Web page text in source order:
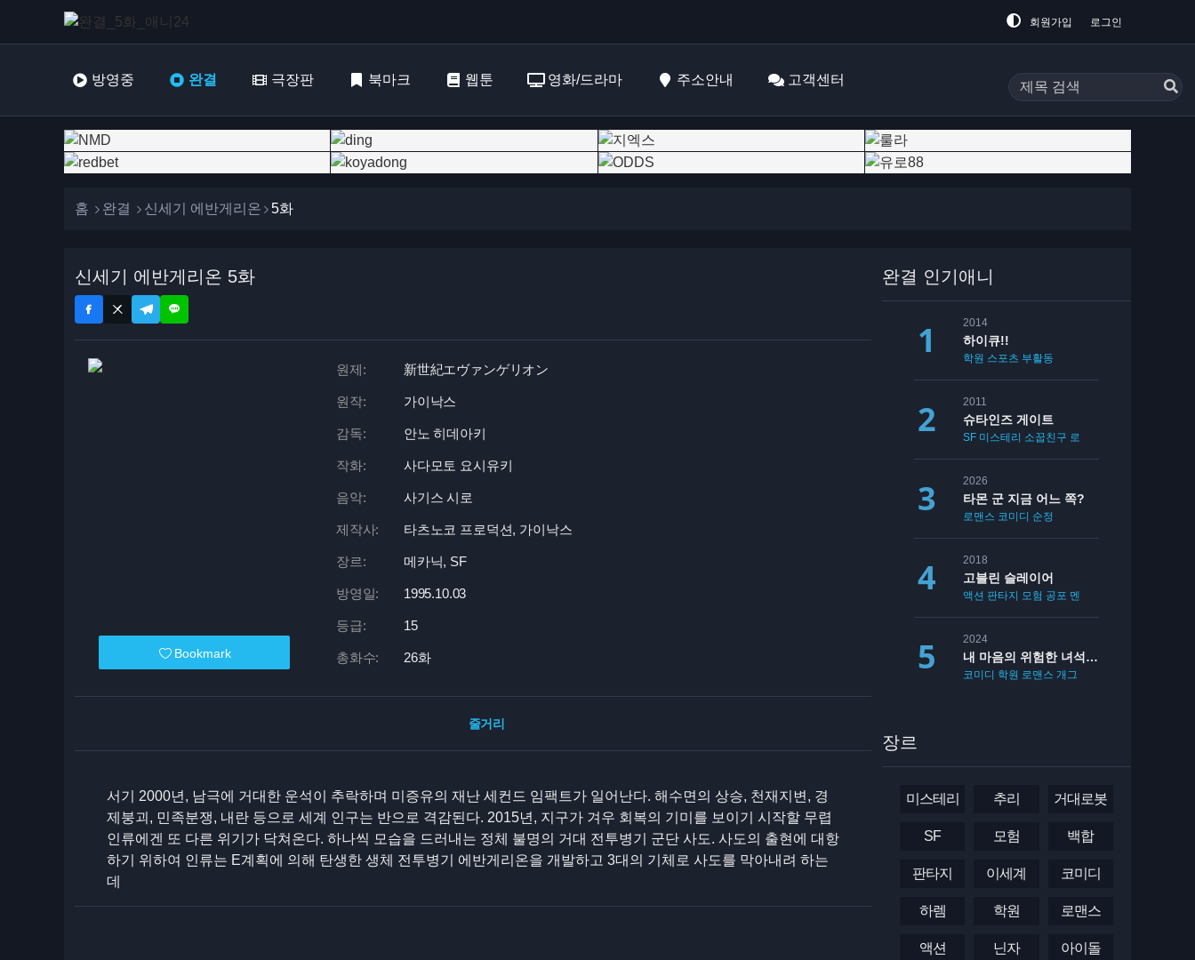
회원가입 로그인
방영중 완결 극장판 북마크 웹툰 영화/드라마 주소안내 고객센터
홈 완결 신세기 에반게리온 5화
신세기 에반게리온 5화
Bookmark
원제: 新世紀エヴァンゲリオン
원작: 가이낙스
감독: 안노 히데아키
작화: 사다모토 요시유키
음악: 사기스 시로
제작사: 타츠노코 프로덕션, 가이낙스
장르: 메카닉, SF
방영일: 1995.10.03
등급: 15
총화수: 26화
줄거리
서기 2000년, 남극에 거대한 운석이 추락하며 미증유의 재난 세컨드 임팩트가 일어난다. 해수면의 상승, 천재지변, 경
제붕괴, 민족분쟁, 내란 등으로 세계 인구는 반으로 격감된다. 2015년, 지구가 겨우 회복의 기미를 보이기 시작할 무렵
인류에겐 또 다른 위기가 닥쳐온다. 하나씩 모습을 드러내는 정체 불명의 거대 전투병기 군단 사도. 사도의 출현에 대항
하기 위하여 인류는 E계획에 의해 탄생한 생체 전투병기 에반게리온을 개발하고 3대의 기체로 사도를 막아내려 하는
데
완결 인기애니
2014
하이큐!!
학원 스포츠 부활동
2011
슈타인즈 게이트
SF 미스테리 소꿉친구 로맨스
2026
타몬 군 지금 어느 쪽?
로맨스 코미디 순정
2018
고블린 슬레이어
액션 판타지 모험 공포 멘붕
2024
내 마음의 위험한 녀석 2기
코미디 학원 로맨스 개그
장르
미스테리 추리 거대로봇
SF 모험 백합
판타지 이세계 코미디
하렘 학원 로맨스
액션 닌자 아이돌